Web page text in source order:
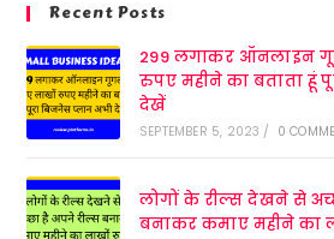
Recent Posts
299 लगाकर ऑनलाइन
रुपए महीने का बताता हूं
देखें
SEPTEMBER 5, 2023 / 0
लोगों के रील्स देखने से
बनाकर कमाए महीने का